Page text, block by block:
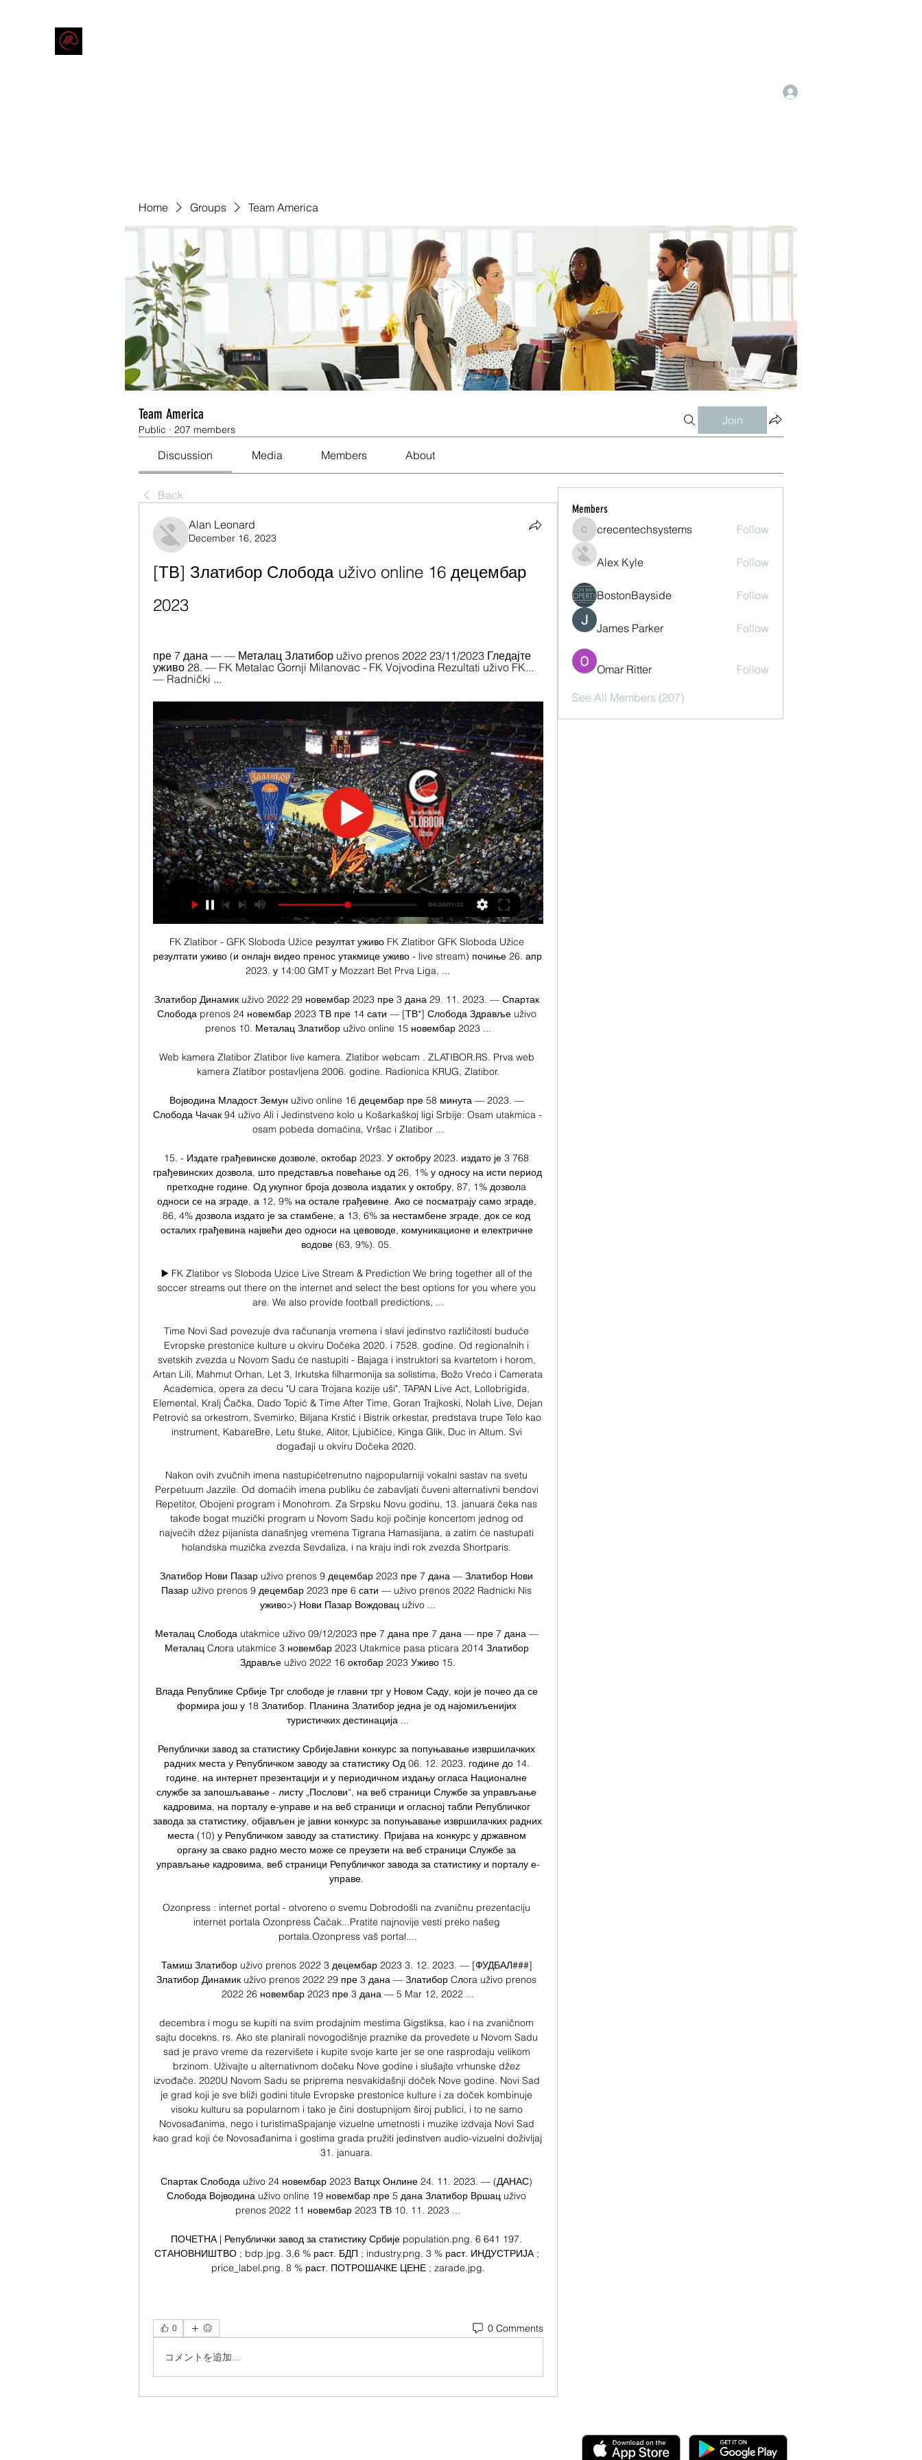
Home Groups Team America
Team America
Public · 207 members
Join
Discussion Media Members About
Back
Alan Leonard
December 16, 2023
[ТВ] Златибор Слобода uživo online 16 децембар
2023
пре 7 дана — — Металац Златибор uživo prenos 2022 23/11/2023 Гледајте
уживо 28. — FK Metalac Gornji Milanovac - FK Vojvodina Rezultati uživo FK...
— Radnički ...
FK Zlatibor - GFK Sloboda Užice резултат уживо FK Zlatibor GFK Sloboda Užice
резултати уживо (и онлајн видео пренос утакмице уживо - live stream) почиње 26. апр
2023. у 14:00 GMT у Mozzart Bet Prva Liga, ...
Златибор Динамик uživo 2022 29 новембар 2023 пре 3 дана 29. 11. 2023. — Спартак
Слобода prenos 24 новембар 2023 ТВ пре 14 сати — [ТВ*] Слобода Здравље uživo
prenos 10. Металац Златибор uživo online 15 новембар 2023 ...
Web kamera Zlatibor Zlatibor live kamera. Zlatibor webcam . ZLATIBOR.RS. Prva web
kamera Zlatibor postavljena 2006. godine. Radionica KRUG, Zlatibor.
Војводина Младост Земун uživo online 16 децембар пре 58 минута — 2023. —
Слобода Чачак 94 uživo Ali i Jedinstveno kolo u Košarkaškoj ligi Srbije: Osam utakmica -
osam pobeda domaćina, Vršac i Zlatibor ...
15. - Издате грађевинске дозволе, октобар 2023. У октобру 2023. издато је 3 768
грађевинских дозвола, што представља повећање од 26, 1% у односу на исти период
претходне године. Од укупног броја дозвола издатих у октобру, 87, 1% дозволa
односи се на зграде, а 12, 9% на остале грађевине. Ако се посматрају само зграде,
86, 4% дозвола издато је за стамбене, а 13, 6% за нестамбене зграде, док се код
осталих грађевина највећи део односи на цевоводе, комуникационе и електричне
водове (63, 9%). 05.
▶️ FK Zlatibor vs Sloboda Uzice Live Stream & Prediction We bring together all of the
soccer streams out there on the internet and select the best options for you where you
are. We also provide football predictions, ...
Time Novi Sad povezuje dva računanja vremena i slavi jedinstvo različitosti buduće
Evropske prestonice kulture u okviru Dočeka 2020. i 7528. godine. Od regionalnih i
svetskih zvezda u Novom Sadu će nastupiti - Bajaga i instruktori sa kvartetom i horom,
Artan Lili, Mahmut Orhan, Let 3, Irkutska filharmonija sa solistima, Božo Vrećo i Camerata
Academica, opera za decu "U cara Trojana kozije uši", TAPAN Live Act, Lollobrigida,
Elemental, Kralj Čačka, Dado Topić & Time After Time, Goran Trajkoski, Nolah Live, Dejan
Petrović sa orkestrom, Svemirko, Biljana Krstić i Bistrik orkestar, predstava trupe Telo kao
instrument, KabareBre, Letu štuke, Alitor, Ljubičice, Kinga Glik, Duc in Altum. Svi
događaji u okviru Dočeka 2020.
Nakon ovih zvučnih imena nastupićetrenutno najpopularniji vokalni sastav na svetu
Perpetuum Jazzile. Od domaćih imena publiku će zabavljati čuveni alternativni bendovi
Repetitor, Obojeni program i Monohrom. Za Srpsku Novu godinu, 13. januara čeka nas
takođe bogat muzički program u Novom Sadu koji počinje koncertom jednog od
najvećih džez pijanista današnjeg vremena Tigrana Hamasijana, a zatim će nastupati
holandska muzička zvezda Sevdaliza, i na kraju indi rok zvezda Shortparis.
Златибор Нови Пазар uživo prenos 9 децембар 2023 пре 7 дана — Златибор Нови
Пазар uživo prenos 9 децембар 2023 пре 6 сати — uživo prenos 2022 Radnicki Nis
уживо>) Нови Пазар Вождовац uživo ...
Металац Слобода utakmice uživo 09/12/2023 пре 7 дана пре 7 дана — пре 7 дана —
Металац Cлoгa utakmice 3 новембар 2023 Utakmice pasa pticara 2014 Златибор
Здравље uživo 2022 16 октобар 2023 Уживо 15.
Влада Републике Србије Трг слободе је главни трг у Новом Саду, који је почео да се
формира још у 18 Златибор. Планина Златибор једна је од најомиљенијих
туристичких дестинација ...
Републички завод за статистику СрбијеЈавни конкурс за попуњавање извршилачких
радних места у Републичком заводу за статистику Од 06. 12. 2023. године до 14.
године, на интернет презентацији и у периодичном издању огласа Националне
службе за запошљавање - листу „Послови“, на веб страници Службе за управљање
кадровима, на порталу е-управе и на веб страници и огласној табли Републичког
завода за статистику, објављен је јавни конкурс за попуњавање извршилачких радних
места (10) у Републичком заводу за статистику. Пријава на конкурс у државном
органу за свако радно место може се преузети на веб страници Службе за
управљање кадровима, веб страници Републичког завода за статистику и порталу е-
управе.
Ozonpress : internet portal - otvoreno o svemu Dobrodošli na zvaničnu prezentaciju
internet portala Ozonpress Čačak...Pratite najnovije vesti preko našeg
portala.Ozonpress vaš portal....
Тамиш Златибор uživo prenos 2022 3 децембар 2023 3. 12. 2023. — [ФУДБАЛ###]
Златибор Динамик uživo prenos 2022 29 пре 3 дана — Златибор Cлoгa uživo prenos
2022 26 новембар 2023 пре 3 дана — 5 Mar 12, 2022 ...
decembra i mogu se kupiti na svim prodajnim mestima Gigstiksa, kao i na zvaničnom
sajtu docekns. rs. Ako ste planirali novogodišnje praznike da provedete u Novom Sadu
sad je pravo vreme da rezervišete i kupite svoje karte jer se one rasprodaju velikom
brzinom. Uživajte u alternativnom dočeku Nove godine i slušajte vrhunske džez
izvođače. 2020U Novom Sadu se priprema nesvakidašnji doček Nove godine. Novi Sad
je grad koji je sve bliži godini titule Evropske prestonice kulture i za doček kombinuje
visoku kulturu sa popularnom i tako je čini dostupnijom široj publici, i to ne samo
Novosađanima, nego i turistimaSpajanje vizuelne umetnosti i muzike izdvaja Novi Sad
kao grad koji će Novosađanima i gostima grada pružiti jedinstven audio-vizuelni doživljaj
31. januara.
Спартак Слобода uživo 24 новембар 2023 Ватцх Онлине 24. 11. 2023. — (ДАНАС)
Слобода Војводина uživo online 19 новембар пре 5 дана Златибор Вршац uživo
prenos 2022 11 новембар 2023 ТВ 10. 11. 2023 ...
ПОЧЕТНА | Републички завод за статистику Србије population.png. 6 641 197.
СТАНОВНИШТВО ; bdp.jpg. 3,6 % раст. БДП ; industry.png. 3 % раст. ИНДУСТРИЈА ;
price_label.png. 8 % раст. ПОТРОШАЧКЕ ЦЕНЕ ; zarade.jpg.
0 0 Comments
コメントを追加…
Members
crecentechsystems
crecentechsystems Follow
Alex Kyle Follow
BostonBayside Follow
James Parker Follow
Omar Ritter Follow
See All Members (207)